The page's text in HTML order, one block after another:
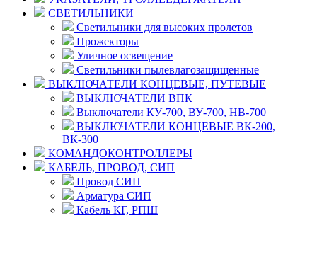
СВЕТИЛЬНИКИ
Светильники для высоких пролетов
Прожекторы
Уличное освещение
Светильники пылевлагозащищенные
ВЫКЛЮЧАТЕЛИ КОНЦЕВЫЕ, ПУТЕВЫЕ
ВЫКЛЮЧАТЕЛИ ВПК
Выключатели КУ-700, ВУ-700, НВ-700
ВЫКЛЮЧАТЕЛИ КОНЦЕВЫЕ ВК-200,
ВК-300
КОМАНДОКОНТРОЛЛЕРЫ
КАБЕЛЬ, ПРОВОД, СИП
Провод СИП
Арматура СИП
Кабель КГ, РПШ